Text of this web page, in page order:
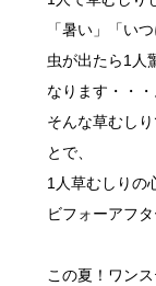
「暑い」「い
虫が出たら1人
なります・・・
そんな草むし
とで、
1人草むしりの
ビフォーアフ
この夏！ワン